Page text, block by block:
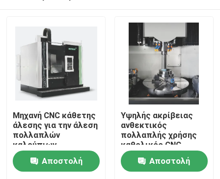
Σπίτι
Προϊόντα
Μηχανή CNC κάθετης
άλεσης για την άλεση
πολλαπλών
καλούπιων
Αποστολή
Υψηλής ακρίβειας
ανθεκτικός
πολλαπλής χρήσης
καθολικός CNC
κάθετης γραμμικής
μηχανής Z860
Αποστολή